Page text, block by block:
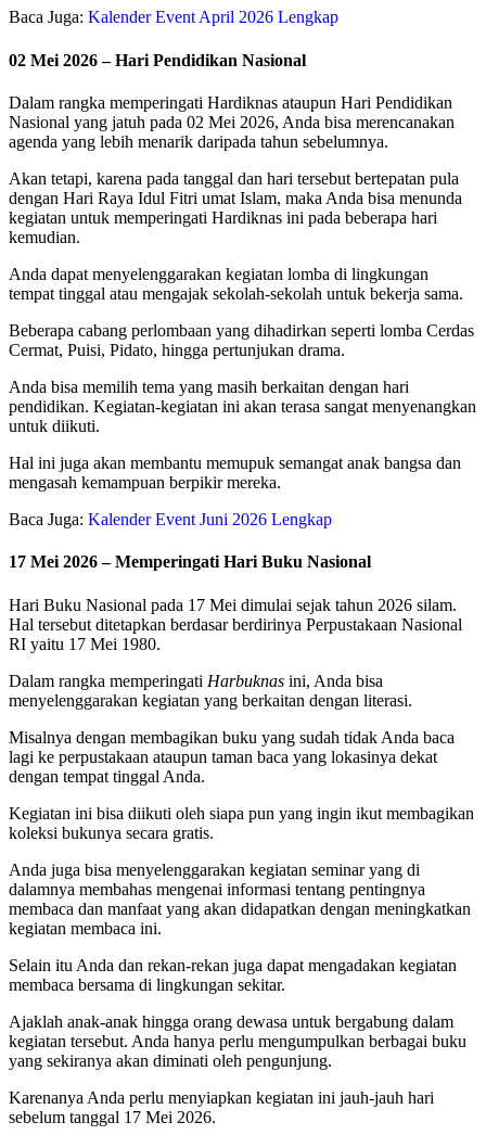
Baca Juga: Kalender Event April 2026 Lengkap
02 Mei 2026 – Hari Pendidikan Nasional
Dalam rangka memperingati Hardiknas ataupun Hari Pendidikan
Nasional yang jatuh pada 02 Mei 2026, Anda bisa merencanakan
agenda yang lebih menarik daripada tahun sebelumnya.
Akan tetapi, karena pada tanggal dan hari tersebut bertepatan pula
dengan Hari Raya Idul Fitri umat Islam, maka Anda bisa menunda
kegiatan untuk memperingati Hardiknas ini pada beberapa hari
kemudian.
Anda dapat menyelenggarakan kegiatan lomba di lingkungan
tempat tinggal atau mengajak sekolah-sekolah untuk bekerja sama.
Beberapa cabang perlombaan yang dihadirkan seperti lomba Cerdas
Cermat, Puisi, Pidato, hingga pertunjukan drama.
Anda bisa memilih tema yang masih berkaitan dengan hari
pendidikan. Kegiatan-kegiatan ini akan terasa sangat menyenangkan
untuk diikuti.
Hal ini juga akan membantu memupuk semangat anak bangsa dan
mengasah kemampuan berpikir mereka.
Baca Juga: Kalender Event Juni 2026 Lengkap
17 Mei 2026 – Memperingati Hari Buku Nasional
Hari Buku Nasional pada 17 Mei dimulai sejak tahun 2026 silam.
Hal tersebut ditetapkan berdasar berdirinya Perpustakaan Nasional
RI yaitu 17 Mei 1980.
Dalam rangka memperingati Harbuknas ini, Anda bisa
menyelenggarakan kegiatan yang berkaitan dengan literasi.
Misalnya dengan membagikan buku yang sudah tidak Anda baca
lagi ke perpustakaan ataupun taman baca yang lokasinya dekat
dengan tempat tinggal Anda.
Kegiatan ini bisa diikuti oleh siapa pun yang ingin ikut membagikan
koleksi bukunya secara gratis.
Anda juga bisa menyelenggarakan kegiatan seminar yang di
dalamnya membahas mengenai informasi tentang pentingnya
membaca dan manfaat yang akan didapatkan dengan meningkatkan
kegiatan membaca ini.
Selain itu Anda dan rekan-rekan juga dapat mengadakan kegiatan
membaca bersama di lingkungan sekitar.
Ajaklah anak-anak hingga orang dewasa untuk bergabung dalam
kegiatan tersebut. Anda hanya perlu mengumpulkan berbagai buku
yang sekiranya akan diminati oleh pengunjung.
Karenanya Anda perlu menyiapkan kegiatan ini jauh-jauh hari
sebelum tanggal 17 Mei 2026.